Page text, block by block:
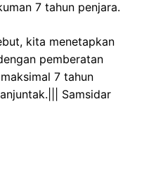
7 tahun penjara.
kita menetapkan
pemberatan
7 tahun
Samsidar